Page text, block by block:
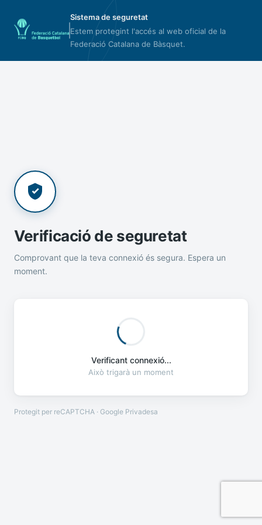
Sistema de seguretat
Estem protegint l'accés al web oficial de la
Federació Catalana de Bàsquet.
Verificació de seguretat
Comprovant que la teva connexió és segura. Espera un
moment.
Verificant connexió...
Això trigarà un moment
Protegit per reCAPTCHA · Google Privadesa